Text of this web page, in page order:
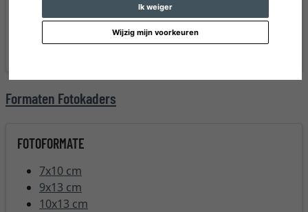
Ik weiger
Wijzig mijn voorkeuren
Kunststof kaders
Fotowanden
Wandspiegels
Wissellijsten
Formaten Fotokaders
FOTOFORMATE
7x10 cm
9x13 cm
10x13 cm